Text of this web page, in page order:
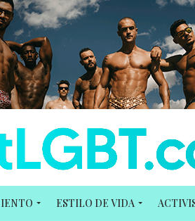
ESTILO DE VIDA